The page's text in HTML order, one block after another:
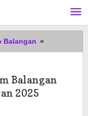
Balangan »
Manajemen
Dilantik,
Balangan
2025